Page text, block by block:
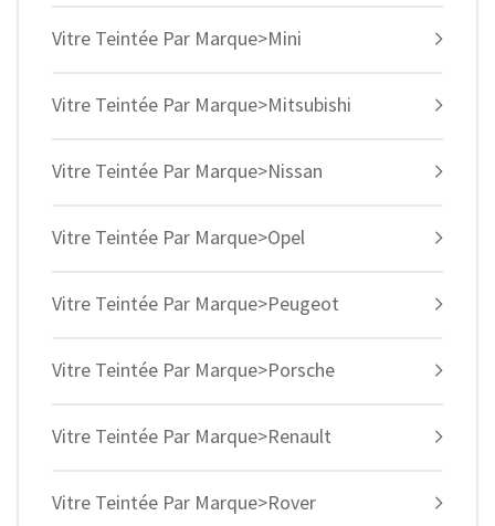
Vitre Teintée Par Marque>Mini
Vitre Teintée Par Marque>Mitsubishi
Vitre Teintée Par Marque>Nissan
Vitre Teintée Par Marque>Opel
Vitre Teintée Par Marque>Peugeot
Vitre Teintée Par Marque>Porsche
Vitre Teintée Par Marque>Renault
Vitre Teintée Par Marque>Rover